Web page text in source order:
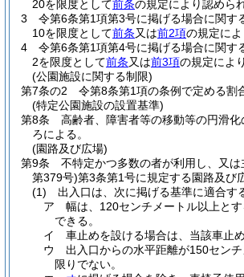
20を限度として前条の規定により認めら
3
令第6条第1項第3号に掲げる場合に関
10を限度として前条又は前2項の規定に
4
令第6条第1項第4号に掲げる場合に関
2を限度として前条又は前3項の規定によ
(公園施設に関する制限)
第7条の2
令第8条第1項の条例で定める割
(特定公園施設の設置基準)
第8条
高齢者、障害者等の移動等の円滑
ろによる。
(園路及び広場)
第9条
不特定かつ多数の者が利用し、又
第379号)第3条第1号に規定する園路及び
(1)
出入口は、次に掲げる基準に適合す
ア
幅は、120センチメートル以上とす
できる。
イ
車止めを設ける場合は、当該車止
ウ
出入口からの水平距離が150セン
限りでない。